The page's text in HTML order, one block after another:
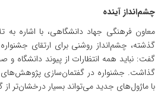
چشم‌انداز آینده
معاون فرهنگی جهاد دانشگاهی، با اشاره به
گذشته، چشم‌انداز روشنی برای ارتقای
گفت: نباید همه انتظارات از پیوند دانشگاه و
گذاشت. جشنواره در گفتمان‌سازی پژوهش‌های
با ماژول‌های جدید می‌تواند بسیار درخشان‌تر